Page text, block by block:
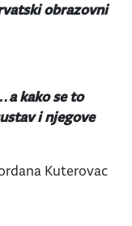
obrazovni
kako se to
i njegove
Kuterovac